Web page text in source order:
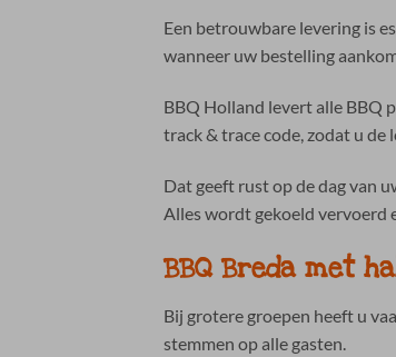
Een betrouwbare levering is
wanneer uw bestelling
BBQ Holland levert alle BBQ
track & trace code, zodat u
Dat geeft rust op de dag van
Alles wordt gekoeld vervoerd
BBQ Breda met
Bij grotere groepen heeft u
stemmen op alle gasten.